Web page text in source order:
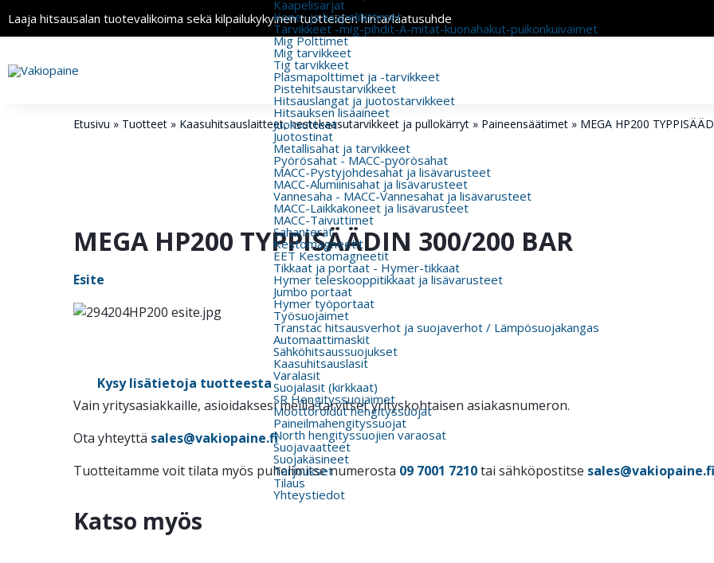
Laaja hitsausalan tuotevalikoima sekä kilpailukykyinen tuotteiden hinta/laatusuhde
Kaapelisarjat
Kone- ja kaapeliliittimet
Tarvikkeet -mig-pihdit-A-mitat-kuonahakut-puikonkuivaimet
Mig Polttimet
Mig tarvikkeet
Tig tarvikkeet
Plasmapolttimet ja -tarvikkeet
Pistehitsaustarvikkeet
Hitsauslangat ja juotostarvikkeet
Hitsauksen lisäaineet
Juoksutteet
Juotostinat
Metallisahat ja tarvikkeet
Pyörösahat - MACC-pyörösahat
MACC-Pystyjohdesahat ja lisävarusteet
MACC-Alumiinisahat ja lisävarusteet
Vannesaha - MACC-Vannesahat ja lisävarusteet
MACC-Laikkakoneet ja lisävarusteet
MACC-Taivuttimet
Sahanterät
Kestomagneetit
EET Kestomagneetit
Tikkaat ja portaat - Hymer-tikkaat
Hymer teleskooppitikkaat ja lisävarusteet
Jumbo portaat
Hymer työportaat
Työsuojaimet
Transtac hitsausverhot ja suojaverhot / Lämpösuojakangas
Automaattimaskit
Sähköhitsaussuojukset
Kaasuhitsauslasit
Varalasit
Suojalasit (kirkkaat)
SR Hengityssuojaimet
Moottoroidut hengityssuojat
Paineilmahengityssuojat
North hengityssuojien varaosat
Suojavaatteet
Suojakäsineet
Tarjoukset
Tilaus
Yhteystiedot
Etusivu » Tuotteet » Kaasuhitsaus­laitteet, nestekaasu­tarvikkeet ja pullokärryt » Paineensäätimet » MEGA HP200
MEGA HP200 TYPPISÄÄDIN 300/200 BAR
Esite
Kysy lisätietoja tuotteesta
Vain yritysasiakkaille, asioidaksesi meillä tarvitset yrityskohtaisen asiakasnumeron.
Ota yhteyttä sales@vakiopaine.fi
Tuotteitamme voit tilata myös puhelimitse numerosta 09 7001 7210tai sähköpostitse sales@vakiopaine.fi
Katso myös